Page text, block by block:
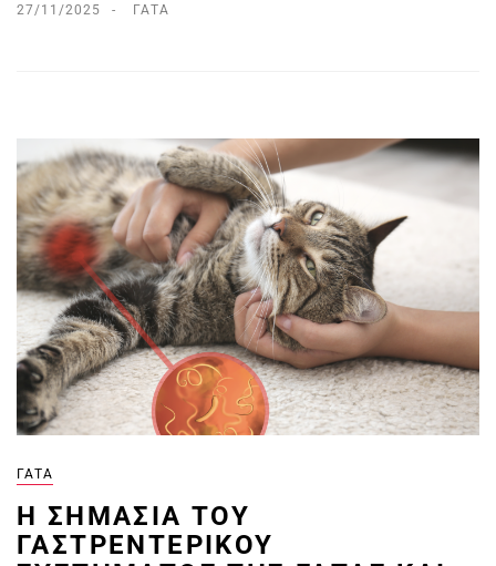
27/11/2025 ΓΆΤΑ
ΓΆΤΑ
H ΣΗΜΑΣΊΑ ΤΟΥ
ΓΑΣΤΡΕΝΤΕΡΙΚΟΎ